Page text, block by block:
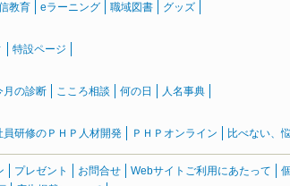
教育 eラーニング 職域図書 グッズ
特設ページ
月の診断 こころ相談 何の日 人名事典
員研修のＰＨＰ人材開発 ＰＨＰオンライン 比べない、
プレゼント お問合せ Webサイトご利用にあたって